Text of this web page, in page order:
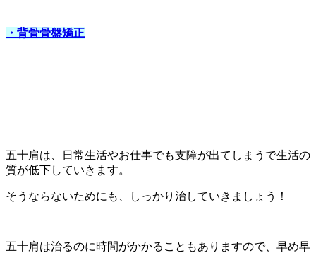
・背骨骨盤矯正
五十肩は、日常生活やお仕事でも支障が出てしまうで生活の
質が低下していきます。
そうならないためにも、しっかり治していきましょう！
五十肩は治るのに時間がかかることもありますので、早め早